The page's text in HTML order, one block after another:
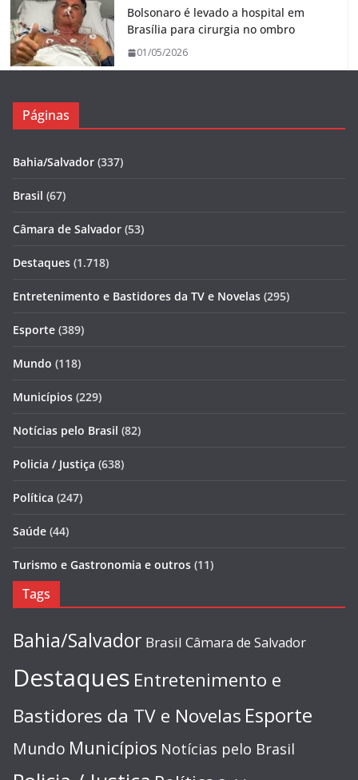
Bolsonaro é levado a hospital em
Brasília para cirurgia no ombro
01/05/2026
Páginas
Bahia/Salvador (337)
Brasil (67)
Câmara de Salvador (53)
Destaques (1.718)
Entretenimento e Bastidores da TV e Novelas (295)
Esporte (389)
Mundo (118)
Municípios (229)
Notícias pelo Brasil (82)
Policia / Justiça (638)
Política (247)
Saúde (44)
Turismo e Gastronomia e outros (11)
Tags
Bahia/Salvador Brasil Câmara de Salvador
Destaques Entretenimento e
Bastidores da TV e Novelas Esporte
Mundo Municípios Notícias pelo Brasil